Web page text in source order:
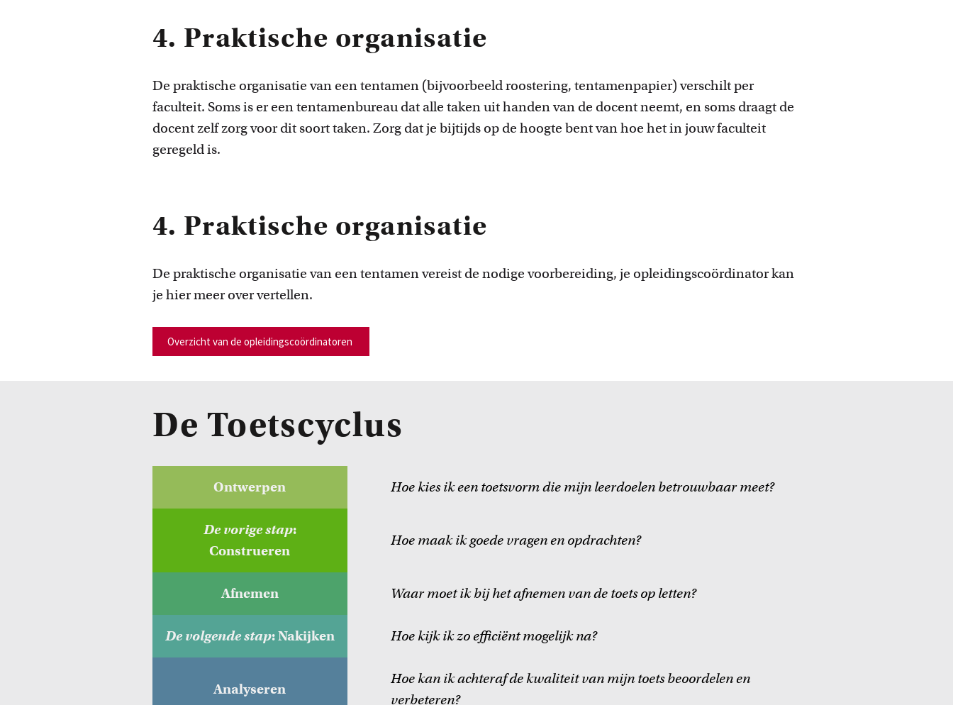
4. Praktische organisatie
De praktische organisatie van een tentamen (bijvoorbeeld roostering, tentamenpapier) verschilt per
faculteit. Soms is er een tentamenbureau dat alle taken uit handen van de docent neemt, en soms draagt de
docent zelf zorg voor dit soort taken. Zorg dat je bijtijds op de hoogte bent van hoe het in jouw faculteit
geregeld is.
4. Praktische organisatie
De praktische organisatie van een tentamen vereist de nodige voorbereiding, je opleidingscoördinator kan
je hier meer over vertellen.
Overzicht van de opleidingscoördinatoren
De Toetscyclus
Ontwerpen Hoe kies ik een toetsvorm die mijn leerdoelen betrouwbaar meet?
De vorige stap:
Construeren
Hoe maak ik goede vragen en opdrachten?
Afnemen Waar moet ik bij het afnemen van de toets op letten?
De volgende stap: Nakijken Hoe kijk ik zo efficiënt mogelijk na?
Analyseren
Hoe kan ik achteraf de kwaliteit van mijn toets beoordelen en
verbeteren?